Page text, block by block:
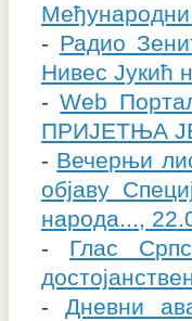
- Радио
Нивес Јукић
-Web
ПРИЈЕТЊА
- Вечерњи
објаву
народа...,
- Глас
-Дневни